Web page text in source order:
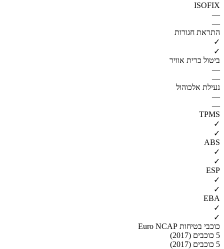
ISOFIX
—
—
התראת חגורות
✓
✓
ביטול כרית אוויר
—
—
נעילת אלכוהול
—
—
TPMS
✓
✓
ABS
✓
✓
ESP
✓
✓
EBA
✓
✓
כוכבי בטיחות Euro NCAP
5 כוכבים (2017)
5 כוכבים (2017)